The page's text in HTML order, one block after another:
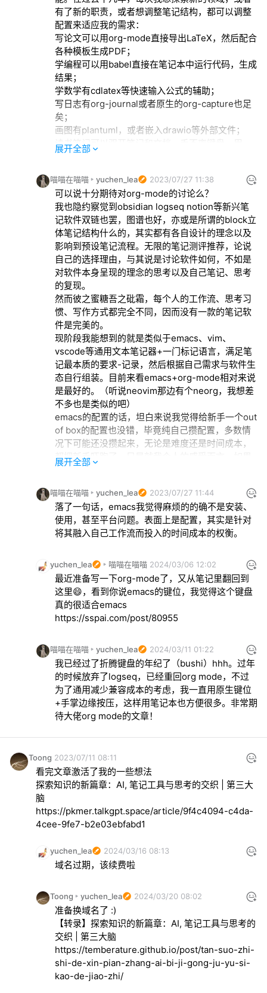
多少有些不适。当然这也是我自己现在没得选临时
迁移的结果，所以也不是它们的问题，obsidian
logseq本身都是非常优秀的软件。
不过我的确是有些厌倦了配置。我是纯文科专业非
技术出身，上手用的是doom emacs，封装抽象层
太多，最开始如何用最为基础的emacs -q来进行排
查复现让新手的我就非常困惑，后续一些中文、检
索、编码等问题到底出在哪里如何定位，加之
windows上的emacs又的确是太卡，现在工作太
忙，主客观同时夹杂，等最后org9.7升级，终让我
无奈妥协，亦是遗憾，毕竟时间宝贵。但我想未来
windows又太割裂了，hhh
有了新的职责，或者想调整笔记结构，都可以调整
配置来适应我的需求：
写论文可以用org-mode直接导出LaTeX，然后配合
各种模板生成PDF；
学编程可以用babel直接在笔记本中运行代码，生成
结果；
学数学有cdlatex等快速输入公式的辅助；
写日志有org-journal或者原生的org-capture也足
矣；
画图有plantuml，或者嵌入drawio等外部文件；
读书笔记可以双开笔记和文档，手不离键盘，用一
样的逻辑翻页、搜索，链接可以定位到pdf的页，
视频笔记可以双开视频和笔记，在emacs中控制视
频，插入时间戳链接、截图、字幕等；
工作之后可以跟jira同步进行项目管理；
双链流行之后，还有org-roam、org-
transclusion……
我一直想聊聊 Emacs Org-mode，它有很多设计让
我觉得更接近笔记的本质。而且不管是从架构设计
还是个人使用经验来看，都让我相信我可以长久地
在里面积累笔记，这对于个人成长很有帮助，但似
乎在当今并不容易达成。重器轻用、从新开始等，
我觉得更多是一种心态，但是回避了一些核心问
题，anyway，这是另一个话题了。回到 Emacs
Org-mode，我很喜欢它，而且似乎因为太过熟
悉，有点不知道从何讲起。另外它的功能实在太多
了，每个功能又有很多实现方案…… 就拿配置来说
吧，给新手推荐vanilla还是doom这样的现成封装在
论坛中也有争议，后者的支持者觉得给了新手一个
友好的开始，更容易上手；前者的支持者觉得
vanilla更干净，更容易理解emacs的本身逻辑。不
过，真要写，第一篇肯定不写配置😂
展开全部
喵喵在喵喵 yuchen_lea 2023/07/27 11:38
可以说十分期待对org-mode的讨论么？
我也隐约察觉到obsidian logseq notion等新兴笔
记软件双链也罢，图谱也好，亦或是所谓的block立
体笔记结构什么的，其实都有各自设计的理念以及
影响到预设笔记流程。无限的笔记测评推荐，论说
自己的选择理由，与其说是讨论软件如何，不如是
对软件本身呈现的理念的思考以及自己笔记、思考
的复现。
然而彼之蜜糖吾之砒霜，每个人的工作流、思考习
惯、写作方式都完全不同，因而没有一款的笔记软
件是完美的。
现阶段我能想到的就是类似于emacs、vim、
vscode等通用文本笔记器+一门标记语言，满足笔
记最本质的要求-记录，然后根据自己需求与软件生
态自行组装。目前来看emacs+org-mode相对来说
是最好的。（听说neovim那边有个neorg，我想差
不多也是类似的吧）
emacs的配置的话，坦白来说我觉得给新手一个out
of box的配置也没错，毕竟纯自己攒配置，多数情
况下可能还没攒起来，无论是难度还是时间成本，
都把新手吓跑了。只是就我个人的感受而言，如果
有想法及明确需求者，像doom spacemacs这种还
巨炮直接杀敌，看似杀伤力不错，可自己不知道自
己到底按下去的到底是什么指令只觉得好用，且但
凡这门巨炮出一点问题，可维护性就太差了，还是
需要推倒重回到对机械、枪镗等基础却精密的维护
前的考虑是之后除去vanilla，是否也可以找一个集
中于org-mode latex等笔记功能的轻量配置边读边
用，继续学习。
展开全部
喵喵在喵喵 yuchen_lea 2023/07/27 11:44
落了一句话，emacs我觉得麻烦的的确不是安装、
使用，甚至平台问题。表面上是配置，其实是针对
将其融入自己工作流而投入的时间成本的权衡。
yuchen_lea 喵喵在喵喵 2024/03/06 12:02
最近准备写一下org-mode了，又从笔记里翻回到
这里😄，看到你说emacs的键位，我觉得这个键盘
https://sspai.com/post/80955
喵喵在喵喵 yuchen_lea 2024/03/11 01:22
我已经过了折腾键盘的年纪了（bushi）hhh。过年
的时候放弃了logseq，已经重回org mode，不过
为了通用减少兼容成本的考虑，我一直用原生键位
+手掌边缘按压，这样用笔记本也方便很多。非常期
待大佬org mode的文章！
Toong 2023/07/11 08:11
看完文章激活了我的一些想法
探索知识的新篇章：AI, 笔记工具与思考的交织 | 第三大
https://pkmer.talkgpt.space/article/9f4c4094-c4da-
4cee-9fe7-b2e03ebfabd1
yuchen_lea 2024/03/16 08:13
域名过期，该续费啦
Toong yuchen_lea 2024/03/20 08:02
准备换域名了 :)
【转录】探索知识的新篇章：AI, 笔记工具与思考的
https://temberature.github.io/post/tan-suo-zhi-
shi-de-xin-pian-zhang-ai-bi-ji-gong-ju-yu-si-
kao-de-jiao-zhi/